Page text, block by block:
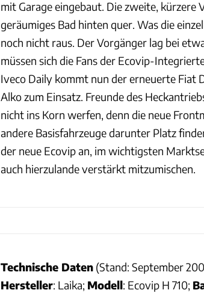
mit Garage eingebaut. Die zweite, kürzere
geräumiges Bad hinten quer. Was die
noch nicht raus. Der Vorgänger lag bei
müssen sich die Fans der Ecovip-
Iveco Daily kommt nun der erneuerte Fiat
Alko zum Einsatz. Freunde des
nicht ins Korn werfen, denn die neue
andere Basisfahrzeuge darunter Platz
der neue Ecovip an, im wichtigsten
auch hierzulande verstärkt mitzumischen.
Technische Daten (Stand: September
Hersteller: Laika; Modell: Ecovip H 710;